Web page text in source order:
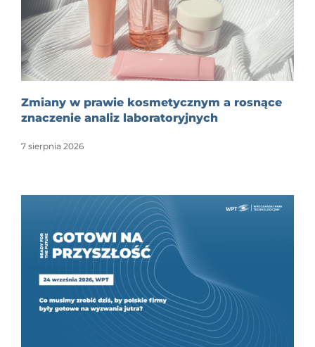
Zmiany w prawie kosmetycznym a rosnące
znaczenie analiz laboratoryjnych
7 sierpnia 2026